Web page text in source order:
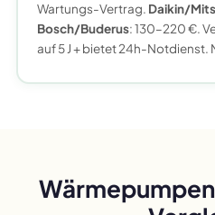
Wartungs-Vertrag. Daikin/
Bosch/Buderus: 130–220 €.
auf 5 J + bietet 24h-Notdienst.